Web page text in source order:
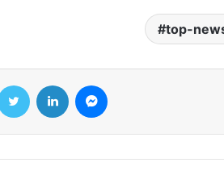
top-